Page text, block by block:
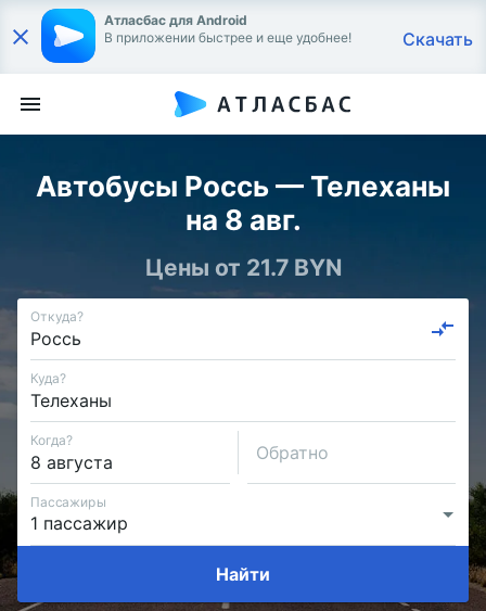
Атласбас для Android
В приложении быстрее и еще удобнее!
Скачать
Автобусы Россь — Телеханы
на 8 авг.
Цены от 21.7 BYN
Откуда?
Куда?
Когда?
Обратно
Пассажиры
Найти